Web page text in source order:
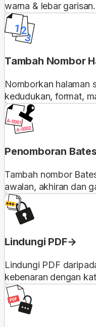
warna & lebar garisan.
Tambah Nombor
Nomborkan halaman
kedudukan, format,
Penomboran Bates
Tambah nombor
awalan, akhiran dan
Lindungi PDF
Lindungi PDF
kebenaran dengan